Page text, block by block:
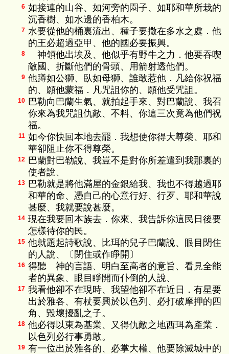
6 如接連的山谷、如河旁的園子、如耶和華所栽的
沉香樹、如水邊的香柏木。
7 水要從他的桶裏流出、種子要撒在多水之處．他
的王必超過亞甲、他的國必要振興。
8
神領他出埃及、他似乎有野牛之力．他要吞喫
敵國、折斷他們的骨頭、用箭射透他們。
9 他蹲如公獅、臥如母獅、誰敢惹他．凡給你祝福
的、願他蒙福．凡咒詛你的、願他受咒詛。
10
巴勒向巴蘭生氣、就拍起手來、對巴蘭說、我召
你來為我咒詛仇敵、不料、你這三次竟為他們祝
福。
11 如今你快回本地去罷．我想使你得大尊榮、耶和
華卻阻止你不得尊榮。
12
巴蘭對巴勒說、我豈不是對你所差遣到我那裏的
使者說、
13
巴勒就是將他滿屋的金銀給我、我也不得越過耶
和華的命、憑自己的心意行好、行歹、耶和華說
甚麼、我就要說甚麼。
14 現在我要回本族去．你來、我告訴你這民日後要
怎樣待你的民。
15 他就題起詩歌說、比珥的兒子巴蘭說、眼目閉住
的人說、〔閉住或作睜開〕
16 得聽 神的言語、明白至高者的意旨、看見全能
者的異象、眼目睜開而仆倒的人說、
17 我看他卻不在現時、我望他卻不在近日．有星要
出於雅各、有杖要興於以色列、必打破摩押的四
角、毀壞擾亂之子。
18 他必得以東為基業、又得仇敵之地西珥為產業．
以色列必行事勇敢。
19 有一位出於雅各的、必掌大權、他要除滅城中的